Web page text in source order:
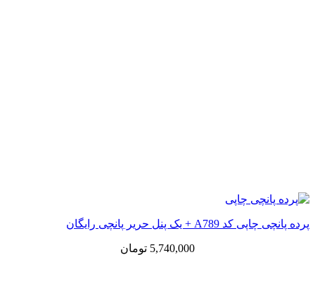
پرده پانچی چاپی کد A789 + یک پنل حریر پانچی رایگان
5,740,000 تومان